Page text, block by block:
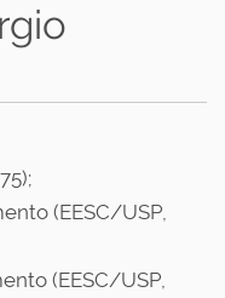
(EESC/USP,
(EESC/USP,